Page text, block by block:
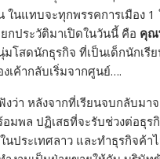
ในแทบจะทุกพรรคการเมือง
กประวัติมาเปิดในวันนี้ คือ คุณ
มโสดนักธุรกิจ ที่เป็นเด็กนักเรี
เค้ากลับเริ่มจากศูนย์….
งว่า หลังจากที่เรียนจบกลับมา
มพล ปฏิเสธที่จะรับช่วงต่อธุ
นประเทศลาว และทำธุรกิจค้า